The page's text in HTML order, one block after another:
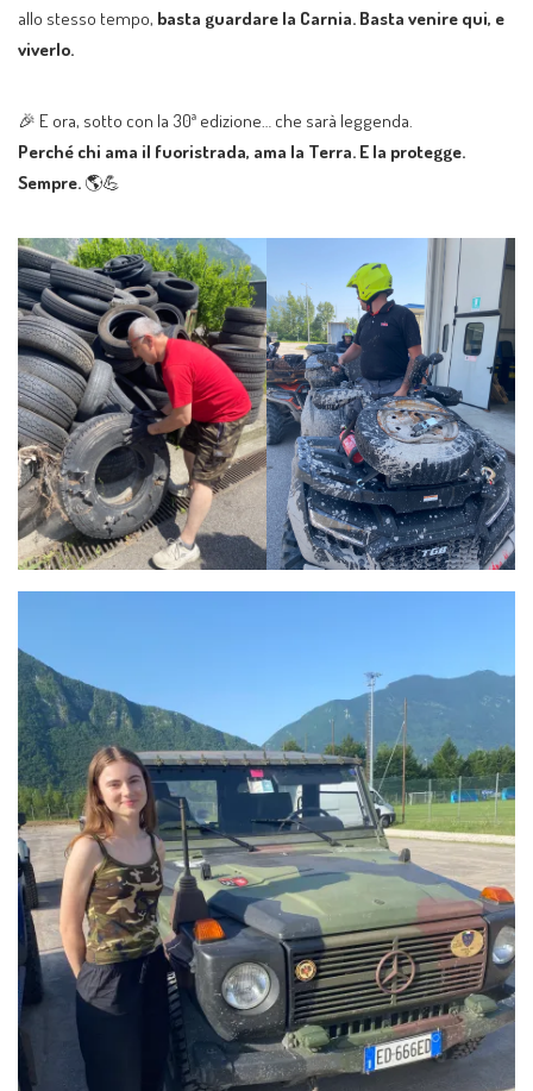
allo stesso tempo, basta guardare la Carnia. Basta venire qui, e
viverlo.
🎉 E ora, sotto con la 30ª edizione… che sarà leggenda.
Perché chi ama il fuoristrada, ama la Terra. E la protegge.
Sempre. 🌎💪